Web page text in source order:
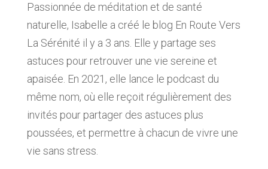
Passionnée de méditation et de santé
naturelle, Isabelle a créé le blog En Route Vers
La Sérénité il y a 3 ans. Elle y partage ses
astuces pour retrouver une vie sereine et
apaisée. En 2021, elle lance le podcast du
même nom, où elle reçoit régulièrement des
invités pour partager des astuces plus
poussées, et permettre à chacun de vivre une
vie sans stress.